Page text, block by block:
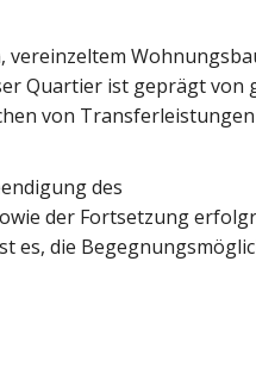
Quartier ist geprägt von
von
des
der Fortsetzung
es, die